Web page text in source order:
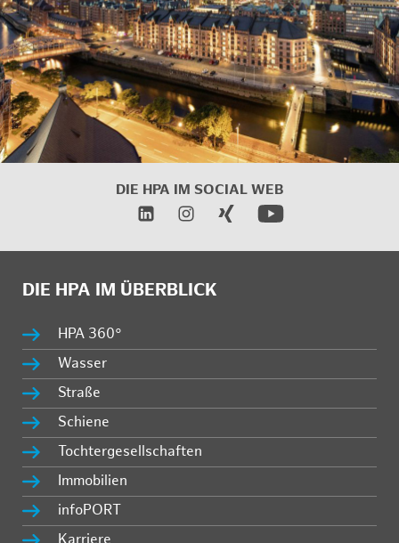
DIE HPA IM SOCIAL WEB
DIE HPA IM ÜBERBLICK
HPA 360°
Wasser
Straße
Schiene
Tochtergesellschaften
Immobilien
infoPORT